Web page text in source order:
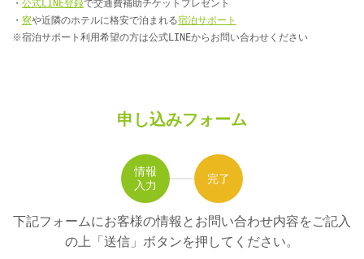
・ 公式LINE登録で交通費補助チケットプレゼント
・ 寮や近隣のホテルに格安で泊まれる宿泊サポート
※宿泊サポート利用希望の方は公式LINEからお問い合わせください
申し込みフォーム
情報
入力
完了
下記フォームにお客様の情報とお問い合わせ内容をご記入
の上
「送信」ボタンを押してください。